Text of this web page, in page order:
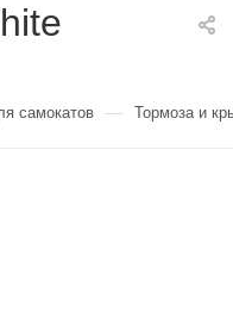
самокатов — Тормоза и